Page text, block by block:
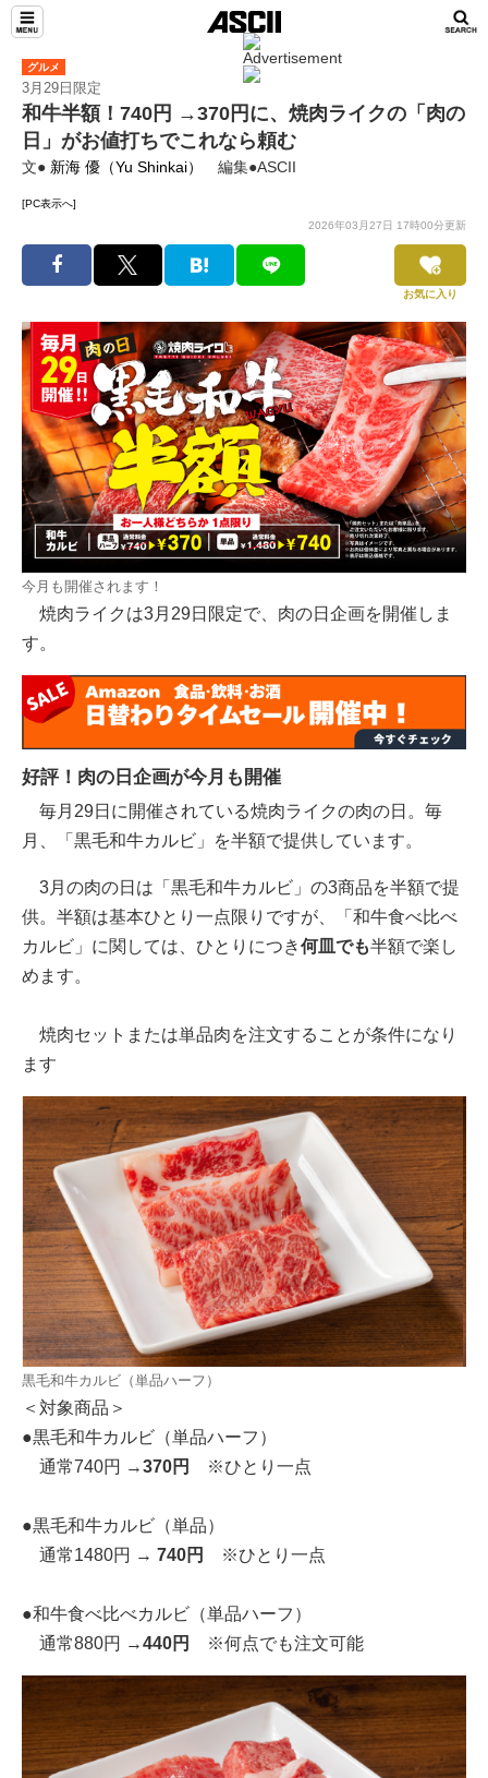
グルメ
3月29日限定
和牛半額！740円 →370円に、焼肉ライクの「肉の
日」がお値打ちでこれなら頼む
文● 新海 優（Yu Shinkai） 編集●ASCII
[PC表示へ]
2026年03月27日 17時00分更新
お気に入り
今月も開催されます！
焼肉ライクは3月29日限定で、肉の日企画を開催しま
す。
好評！肉の日企画が今月も開催
毎月29日に開催されている焼肉ライクの肉の日。毎
月、「黒毛和牛カルビ」を半額で提供しています。
3月の肉の日は「黒毛和牛カルビ」の3商品を半額で提
供。半額は基本ひとり一点限りですが、「和牛食べ比べ
カルビ」に関しては、ひとりにつき何皿でも半額で楽し
めます。
焼肉セットまたは単品肉を注文することが条件になり
ます
黒毛和牛カルビ（単品ハーフ）
＜対象商品＞
●黒毛和牛カルビ（単品ハーフ）
通常740円 →370円 ※ひとり一点
●黒毛和牛カルビ（単品）
通常1480円 → 740円 ※ひとり一点
●和牛食べ比べカルビ（単品ハーフ）
通常880円 →440円 ※何点でも注文可能